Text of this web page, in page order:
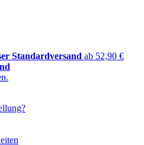
Standardversand ab 52,90 €